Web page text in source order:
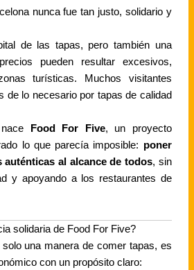
nunca fue tan justo, solidario y
de las tapas, pero también una
pueden resultar excesivos,
turísticas. Muchos visitantes
de lo necesario por tapas de calidad
Food For Five, un proyecto
lo que parecía imposible: poner
auténticas al alcance de todos, sin
y apoyando a los restaurantes de
solidaria de Food For Five?
una manera de comer tapas, es
con un propósito claro: